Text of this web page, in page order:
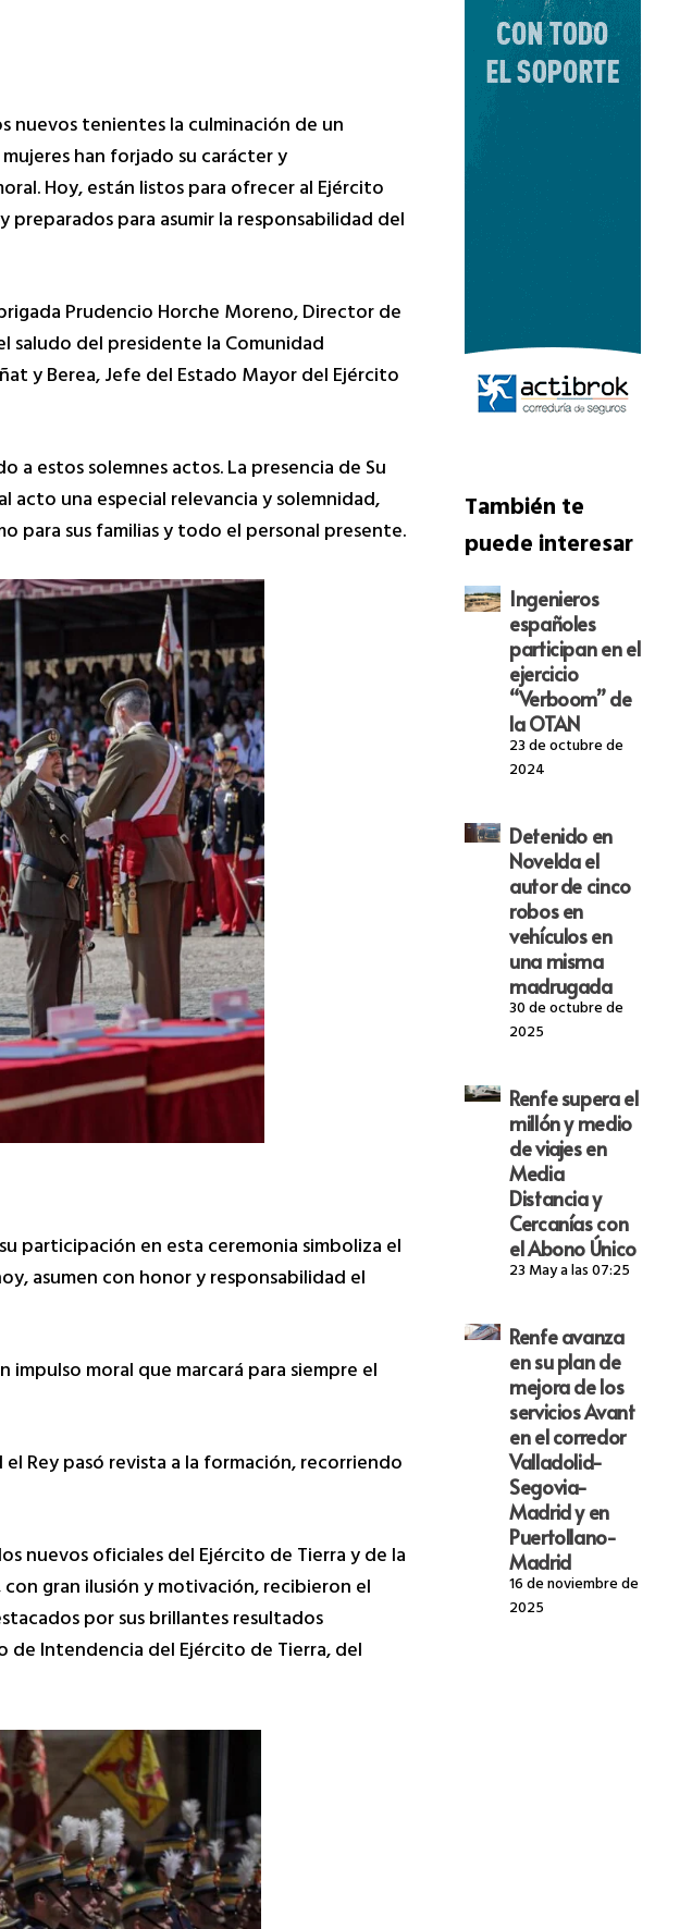
nuevos tenientes la culminación de un
han forjado su carácter y
Hoy, están listos para ofrecer al Ejército
para asumir la responsabilidad del
Prudencio Horche Moreno, Director de
saludo del presidente la Comunidad
y Berea, Jefe del Estado Mayor del Ejército
estos solemnes actos. La presencia de Su
acto una especial relevancia y solemnidad,
sus familias y todo el personal presente.
participación en esta ceremonia simboliza el
asumen con honor y responsabilidad el
moral que marcará para siempre el
Rey pasó revista a la formación, recorriendo
nuevos oficiales del Ejército de Tierra y de la
gran ilusión y motivación, recibieron el
por sus brillantes resultados
de Intendencia del Ejército de Tierra, del
También te
puede interesar
Ingenieros
españoles
participan en el
ejercicio
“Verboom” de
la OTAN
23 de octubre de
2024
Detenido en
Novelda el
autor de cinco
robos en
vehículos en
una misma
madrugada
30 de octubre de
2025
Renfe supera el
millón y medio
de viajes en
Media
Distancia y
Cercanías con
el Abono Único
23 May a las 07:25
Renfe avanza
en su plan de
mejora de los
servicios Avant
en el corredor
Valladolid-
Segovia-
Madrid y en
Puertollano-
Madrid
16 de noviembre de
2025